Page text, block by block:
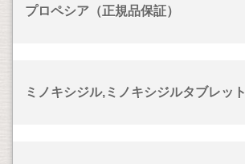
プロペシア（正規品保証）
ミノキシジル,ミノキシジルタブレット